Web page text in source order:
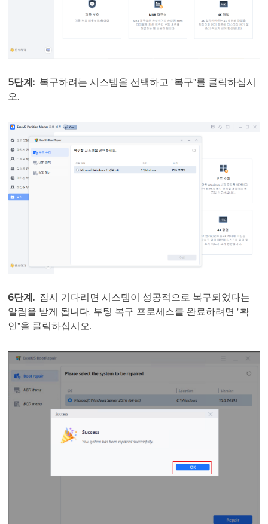
5단계: 복구하려는 시스템을 선택하고 "복구"를 클릭하십시
오.
6단계. 잠시 기다리면 시스템이 성공적으로 복구되었다는
알림을 받게 됩니다. 부팅 복구 프로세스를 완료하려면 "확
인"을 클릭하십시오.